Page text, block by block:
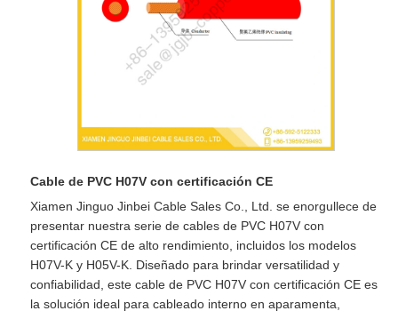
​Cable de PVC H07V con certificación CE
Xiamen Jinguo Jinbei Cable Sales Co., Ltd. se enorgullece de
presentar nuestra serie de cables de PVC H07V con
certificación CE de alto rendimiento, incluidos los modelos
H07V-K y H05V-K. Diseñado para brindar versatilidad y
confiabilidad, este cable de PVC H07V con certificación CE es
la solución ideal para cableado interno en aparamenta,